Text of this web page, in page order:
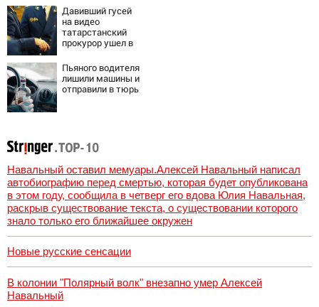
ответила Россия,
полный разбор
провала операции
Украины от
военкора Коца
Давивший гусей
на видео
татарстанский
прокурор ушел в
09/08/2026 –
Новости
Пьяного водителя
лишили машины и
отправили в тюрь
Навальный оставил мемуары.Алексей Навальный написал
автобиографию перед смертью, которая будет опубликована
в этом году, сообщила в четверг его вдова Юлия Навальная,
раскрыв существование текста, о существовании которого
знало только его ближайшее окружен
Новые русские сенсации
В колонии "Полярный волк" внезапно умер Алексей
Навальный